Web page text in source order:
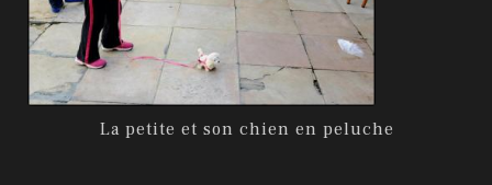
La petite et son chien en peluche